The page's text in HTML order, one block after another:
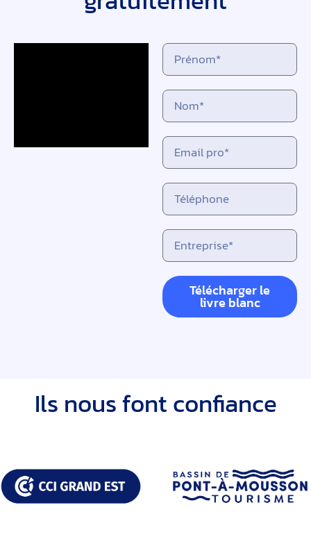
Télécharger le
livre blanc
Ils nous font confiance